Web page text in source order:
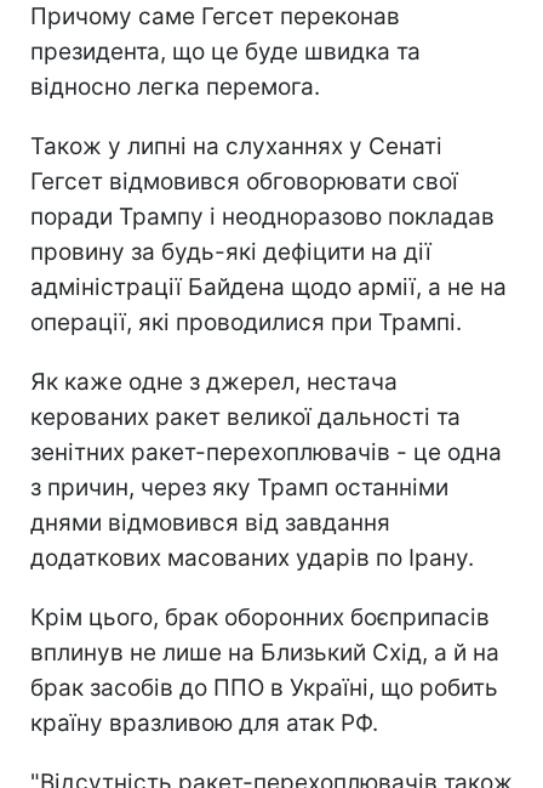
Причому саме Гегсет переконав
президента, що це буде швидка та
відносно легка перемога.
Також у липні на слуханнях у Сенаті
Гегсет відмовився обговорювати свої
поради Трампу і неодноразово покладав
провину за будь-які дефіцити на дії
адміністрації Байдена щодо армії, а не на
операції, які проводилися при Трампі.
Як каже одне з джерел, нестача
керованих ракет великої дальності та
зенітних ракет-перехоплювачів - це одна
з причин, через яку Трамп останніми
днями відмовився від завдання
додаткових масованих ударів по Ірану.
Крім цього, брак оборонних боєприпасів
вплинув не лише на Близький Схід, а й на
брак засобів до ППО в Україні, що робить
країну вразливою для атак РФ.
"Відсутність ракет-перехоплювачів також